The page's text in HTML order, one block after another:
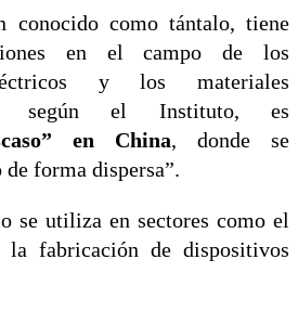
conocido como tántalo, tiene
en el campo de los
y los materiales
y, según el Instituto, es
en China, donde se
forma dispersa”.
se utiliza en sectores como el
fabricación de dispositivos